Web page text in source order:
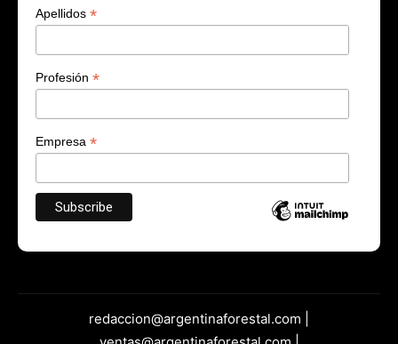
Apellidos *
Profesión *
Empresa *
redaccion@argentinaforestal.com |